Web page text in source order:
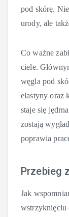
pod skórę.
urody, ale
Co ważne
ciele.
węgla pod
elastyny oraz
staje się
zostają
poprawia
Przebieg
Jak
wstrzyknięciu